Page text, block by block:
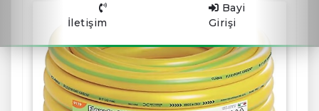
İletişim
Bayi
Girişi